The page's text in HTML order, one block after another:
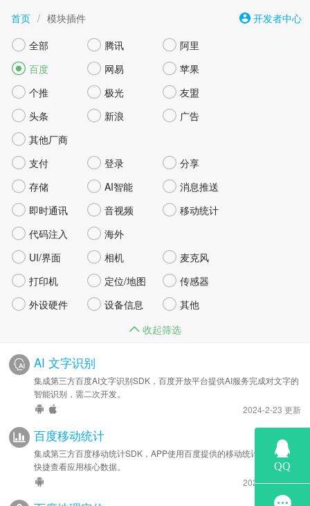
首页 / 模块插件 开发者中心
 全部  腾讯  阿里
 百度  网易  苹果
 个推  极光  友盟
 头条  新浪  广告
 其他厂商
 支付  登录  分享
 存储  AI智能  消息推送
 即时通讯  音视频  移动统计
 代码注入  海外
 UI/界面  相机  麦克风
 打印机  定位/地图  传感器
 外设硬件  设备信息  其他
收起筛选
AI 文字识别
集成第三方百度AI文字识别SDK，百度开放平台提供AI服务完成对文字的
智能识别，需二次开发。
2024-2-23 更新
百度移动统计
集成第三方百度移动统计SDK，APP使用百度提供的移动统计分析工具，
快捷查看应用核心数据。
2025-11-4 更新